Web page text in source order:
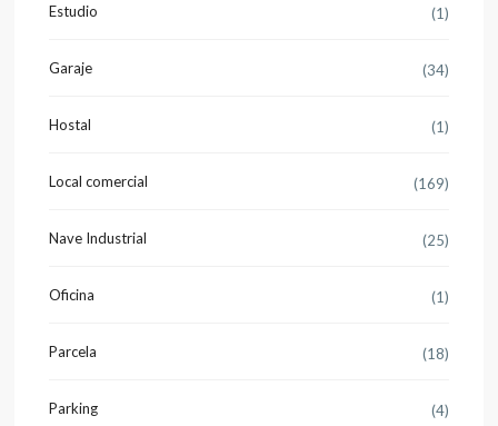
Estudio (1)
Garaje (34)
Hostal (1)
Local comercial (169)
Nave Industrial (25)
Oficina (1)
Parcela (18)
Parking (4)